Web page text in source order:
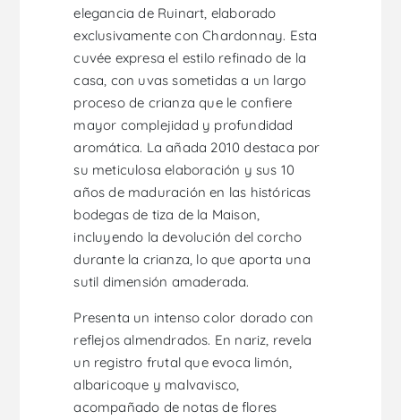
elegancia de Ruinart, elaborado
exclusivamente con Chardonnay. Esta
cuvée expresa el estilo refinado de la
casa, con uvas sometidas a un largo
proceso de crianza que le confiere
mayor complejidad y profundidad
aromática. La añada 2010 destaca por
su meticulosa elaboración y sus 10
años de maduración en las históricas
bodegas de tiza de la Maison,
incluyendo la devolución del corcho
durante la crianza, lo que aporta una
sutil dimensión amaderada.
Presenta un intenso color dorado con
reflejos almendrados. En nariz, revela
un registro frutal que evoca limón,
albaricoque y malvavisco,
acompañado de notas de flores